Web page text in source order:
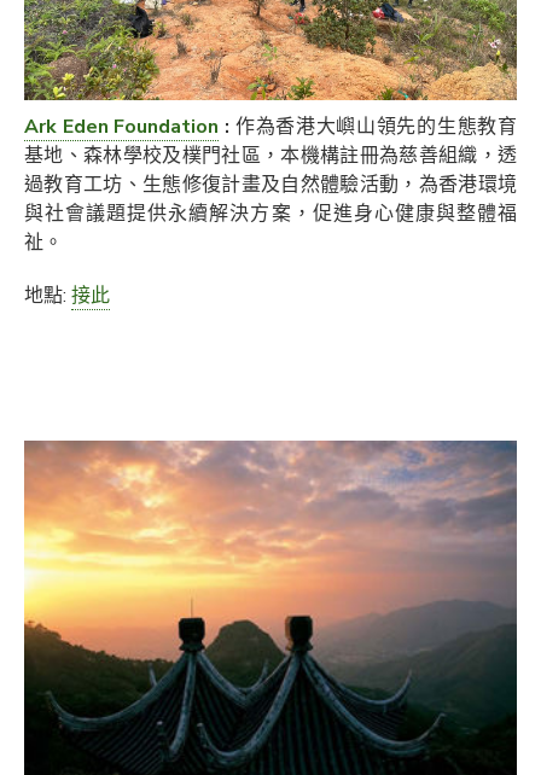
Ark Eden Foundation : 作為香港大嶼山領先的生態教育
基地、森林學校及樸門社區，本機構註冊為慈善組織，透
過教育工坊、生態修復計畫及自然體驗活動，為香港環境
與社會議題提供永續解決方案，促進身心健康與整體福
祉。
地點: 接此